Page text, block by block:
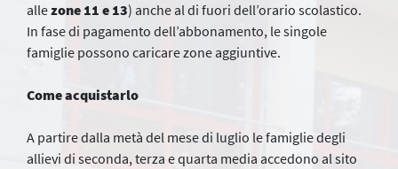
allezone 11 e 13) anche al di fuori dell’orario scolastico.
In fase di pagamento dell’abbonamento, le singole
famiglie possono caricare zone aggiuntive.
Come acquistarlo
A partire dalla metà del mese di luglio le famiglie degli
allievi di seconda, terza e quarta media accedono al sito